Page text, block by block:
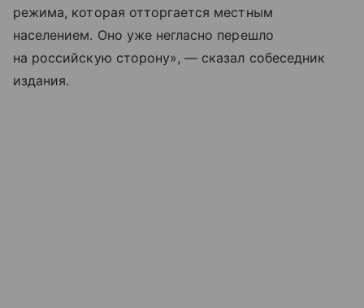
режима, которая отторгается местным
населением. Оно уже негласно перешло
на российскую сторону», — сказал собеседник
издания.